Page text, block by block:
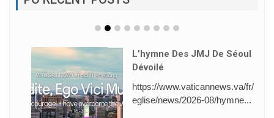
L’hymne Des JMJ De Séoul
Dévoilé
https://www.vaticannews.va/fr/
eglise/news/2026-08/hymne...